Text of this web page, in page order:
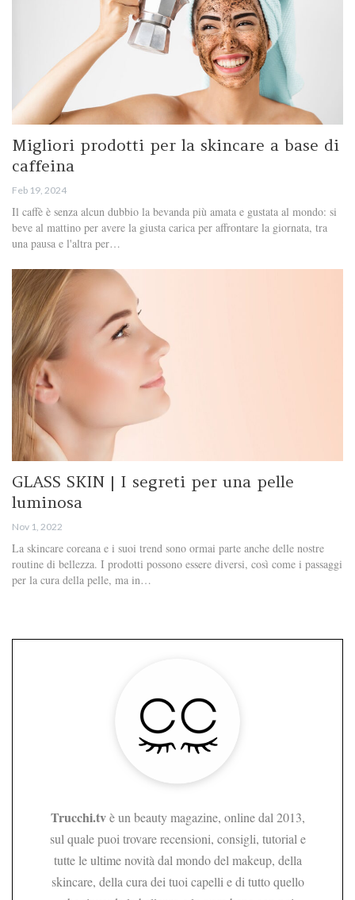
Migliori prodotti per la skincare a base di
caffeina
Feb 19, 2024
Il caffè è senza alcun dubbio la bevanda più amata e gustata al mondo: si
beve al mattino per avere la giusta carica per affrontare la giornata, tra
una pausa e l'altra per…
GLASS SKIN | I segreti per una pelle
luminosa
Nov 1, 2022
La skincare coreana e i suoi trend sono ormai parte anche delle nostre
routine di bellezza. I prodotti possono essere diversi, così come i passaggi
per la cura della pelle, ma in…
Trucchi.tvè un beauty magazine, online dal 2013,
sul quale puoi trovare recensioni, consigli, tutorial e
tutte le ultime novità dal mondo del makeup, della
skincare, della cura dei tuoi capelli e di tutto quello